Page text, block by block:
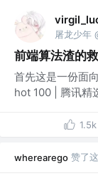
前端算法渣的
首先这是一份面
hot 100 | 腾讯精
1.5k
wherearego 赞了